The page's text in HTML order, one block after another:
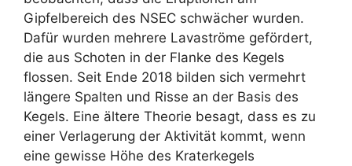
Gipfelbereich des NSEC schwächer wurden.
Dafür wurden mehrere Lavaströme gefördert,
die aus Schoten in der Flanke des Kegels
flossen. Seit Ende 2018 bilden sich vermehrt
längere Spalten und Risse an der Basis des
Kegels. Eine ältere Theorie besagt, dass es zu
einer Verlagerung der Aktivität kommt, wenn
eine gewisse Höhe des Kraterkegels